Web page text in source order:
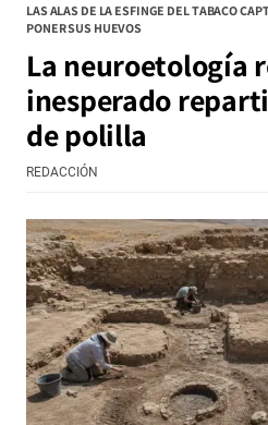
LAS ALAS DE LA ESFINGE DEL TABACO
PONER SUS HUEVOS
La neuroetología
inesperado
de polilla
REDACCIÓN